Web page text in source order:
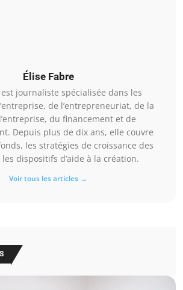
Élise Fabre
est journaliste spécialisée dans les
de l’entrepreneuriat, de la
du financement et de
Depuis plus de dix ans, elle couvre
les stratégies de croissance des
dispositifs d’aide à la création.
Voir tous les articles →